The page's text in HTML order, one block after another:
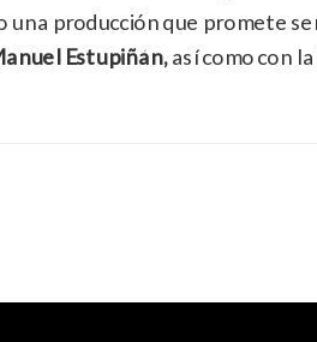
una producción que promete
Estupiñán,así como con